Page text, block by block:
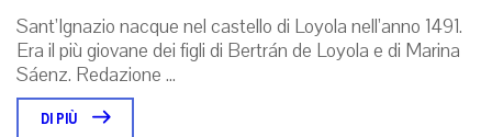
Sant’Ignazio nacque nel castello di Loyola nell’anno 1491.
Era il più giovane dei figli di Bertrán de Loyola e di Marina
Sáenz. Redazione ...
DI PIÙ